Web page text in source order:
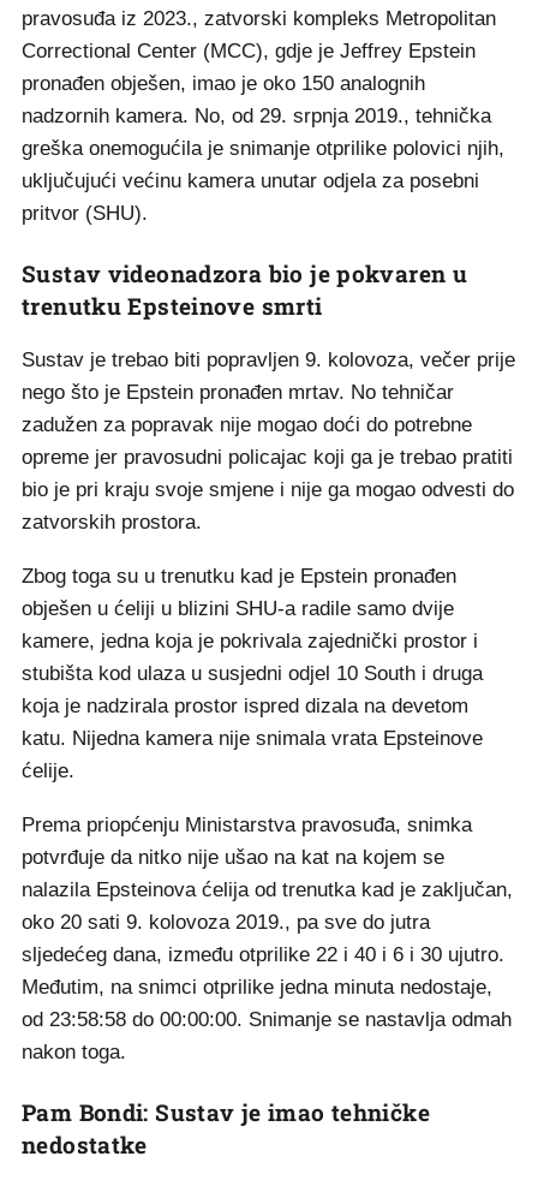
pravosuđa iz 2023., zatvorski kompleks Metropolitan
Correctional Center (MCC), gdje je Jeffrey Epstein
pronađen obješen, imao je oko 150 analognih
nadzornih kamera. No, od 29. srpnja 2019., tehnička
greška onemogućila je snimanje otprilike polovici njih,
uključujući većinu kamera unutar odjela za posebni
pritvor (SHU).
Sustav videonadzora bio je pokvaren u
trenutku Epsteinove smrti
Sustav je trebao biti popravljen 9. kolovoza, večer prije
nego što je Epstein pronađen mrtav. No tehničar
zadužen za popravak nije mogao doći do potrebne
opreme jer pravosudni policajac koji ga je trebao pratiti
bio je pri kraju svoje smjene i nije ga mogao odvesti do
zatvorskih prostora.
Zbog toga su u trenutku kad je Epstein pronađen
obješen u ćeliji u blizini SHU-a radile samo dvije
kamere, jedna koja je pokrivala zajednički prostor i
stubišta kod ulaza u susjedni odjel 10 South i druga
koja je nadzirala prostor ispred dizala na devetom
katu. Nijedna kamera nije snimala vrata Epsteinove
ćelije.
Prema priopćenju Ministarstva pravosuđa, snimka
potvrđuje da nitko nije ušao na kat na kojem se
nalazila Epsteinova ćelija od trenutka kad je zaključan,
oko 20 sati 9. kolovoza 2019., pa sve do jutra
sljedećeg dana, između otprilike 22 i 40 i 6 i 30 ujutro.
Međutim, na snimci otprilike jedna minuta nedostaje,
od 23:58:58 do 00:00:00. Snimanje se nastavlja odmah
nakon toga.
Pam Bondi: Sustav je imao tehničke
nedostatke